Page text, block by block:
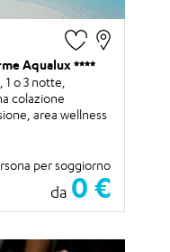
Aqualux
1 o 3 notte
colazione
area wellness
per soggiorno
da 0 €